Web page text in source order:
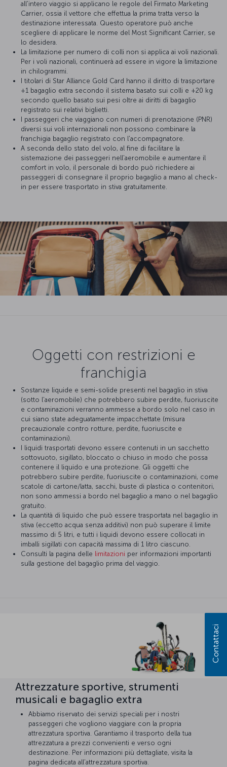
all'intero viaggio si applicano le regole del Firmato Marketing
Carrier, ossia il vettore che effettua la prima tratta verso la
destinazione interessata. Questo operatore può anche
scegliere di applicare le norme del Most Significant Carrier, se
lo desidera.
La limitazione per numero di colli non si applica ai voli nazionali.
Per i voli nazionali, continuerà ad essere in vigore la limitazione
in chilogrammi.
I titolari di Star Alliance Gold Card hanno il diritto di trasportare
+1 bagaglio extra secondo il sistema basato sui colli e +20 kg
secondo quello basato sui pesi oltre ai diritti di bagaglio
registrato sui relativi biglietti.
I passeggeri che viaggiano con numeri di prenotazione (PNR)
diversi sui voli internazionali non possono combinare la
franchigia bagaglio registrato con l'accompagnatore.
A seconda dello stato del volo, al fine di facilitare la
sistemazione dei passeggeri nell'aeromobile e aumentare il
comfort in volo, il personale di bordo può richiedere ai
passeggeri di consegnare il proprio bagaglio a mano al check-
in per essere trasportato in stiva gratuitamente.
Oggetti con restrizioni e
franchigia
Sostanze liquide e semi-solide presenti nel bagaglio in stiva
(sotto l'aeromobile) che potrebbero subire perdite, fuoriuscite
e contaminazioni verranno ammesse a bordo solo nel caso in
cui siano state adeguatamente impacchettate (misura
precauzionale contro rotture, perdite, fuoriuscite e
contaminazioni).
I liquidi trasportati devono essere contenuti in un sacchetto
sottovuoto, sigillato, bloccato o chiuso in modo che possa
contenere il liquido e una protezione. Gli oggetti che
potrebbero subire perdite, fuoriuscite o contaminazioni, come
scatole di cartone/latta, sacchi, buste di plastica o contenitori,
non sono ammessi a bordo nel bagaglio a mano o nel bagaglio
gratuito.
La quantità di liquido che può essere trasportata nel bagaglio in
stiva (eccetto acqua senza additivi) non può superare il limite
massimo di 5 litri, e tutti i liquidi devono essere collocati in
imballi sigillati con capacità massima di 1 litro ciascuno.
Consulti la pagina delle limitazioni per informazioni importanti
sulla gestione del bagaglio prima del viaggio.
Attrezzature sportive, strumenti
musicali e bagaglio extra
Abbiamo riservato dei servizi speciali per i nostri
passeggeri che vogliono viaggiare con la propria
attrezzatura sportiva. Garantiamo il trasporto della tua
attrezzatura a prezzi convenienti e verso ogni
destinazione. Per informazioni più dettagliate, visita la
pagina dedicata all'attrezzatura sportiva.
Contattaci